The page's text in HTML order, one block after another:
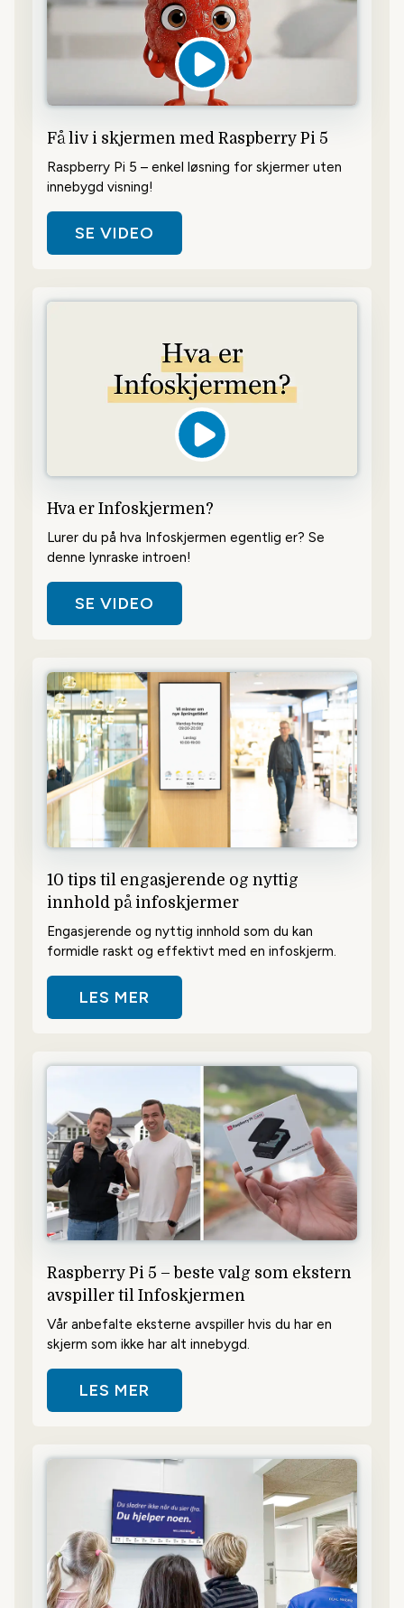
Få liv i skjermen med Raspberry Pi 5
Raspberry Pi 5 – enkel løsning for skjermer uten
innebygd visning!
SE VIDEO
Hva er Infoskjermen?
Lurer du på hva Infoskjermen egentlig er? Se
denne lynraske introen!
SE VIDEO
10 tips til engasjerende og nyttig
innhold på infoskjermer
Engasjerende og nyttig innhold som du kan
formidle raskt og effektivt med en infoskjerm.
LES MER
OM 10 TIPS TIL ENGASJERENDE
Raspberry Pi 5 – beste valg som ekstern
avspiller til Infoskjermen
Vår anbefalte eksterne avspiller hvis du har en
skjerm som ikke har alt innebygd.
LES MER
OM RASPBERRY PI 5 – BESTE